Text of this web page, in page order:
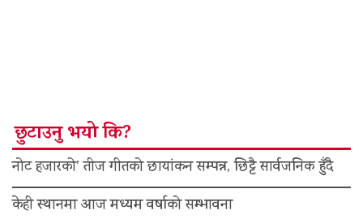
छुटाउनु भयो कि?
नोट हजारको’ तीज गीतको छायांकन सम्पन्न, छिट्टै सार्वजनिक हुँदै
केही स्थानमा आज मध्यम वर्षाको सम्भावना